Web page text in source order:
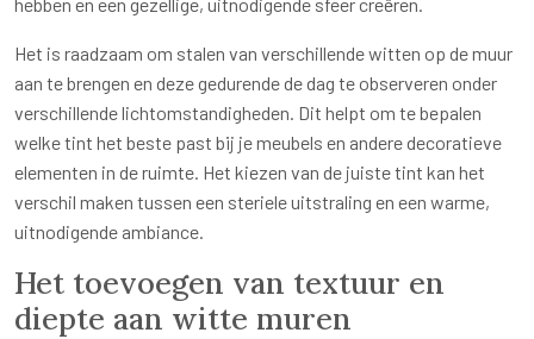
Het is raadzaam om stalen van verschillende witten op de muur
aan te brengen en deze gedurende de dag te observeren onder
verschillende lichtomstandigheden. Dit helpt om te bepalen
welke tint het beste past bij je meubels en andere decoratieve
elementen in de ruimte. Het kiezen van de juiste tint kan het
verschil maken tussen een steriele uitstraling en een warme,
uitnodigende ambiance.
Het toevoegen van textuur en
diepte aan witte muren